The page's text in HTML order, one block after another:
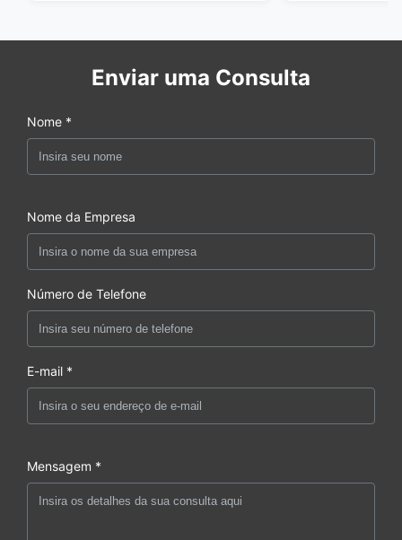
Enviar uma Consulta
Nome *
Nome da Empresa
Número de Telefone
E-mail *
Mensagem *